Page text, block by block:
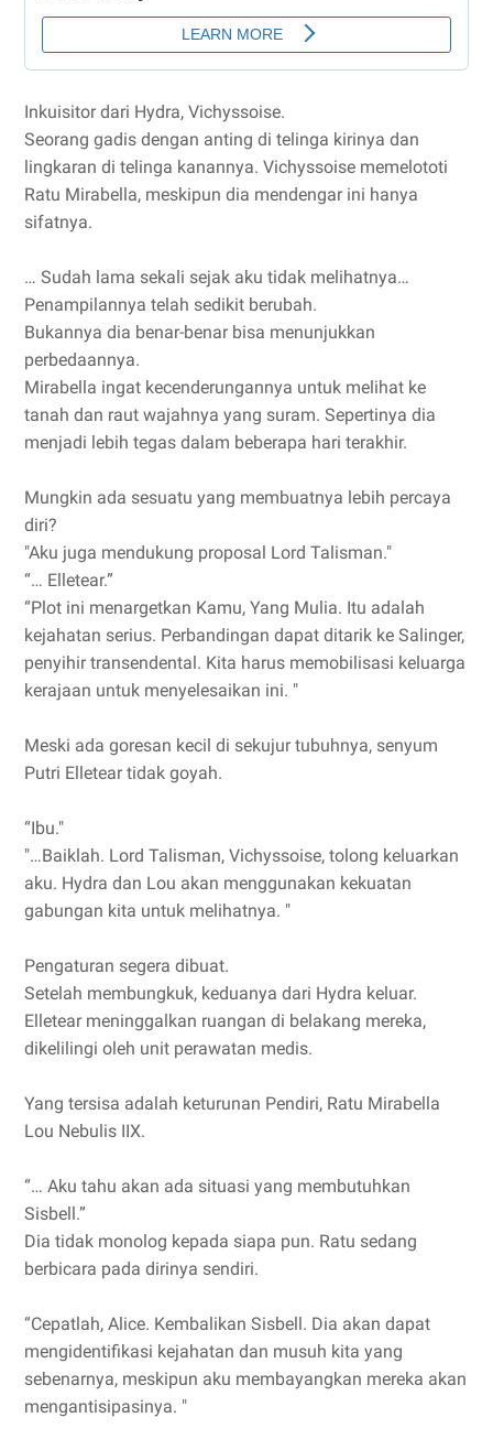
Inkuisitor dari Hydra, Vichyssoise.
Seorang gadis dengan anting di telinga kirinya dan
lingkaran di telinga kanannya. Vichyssoise memelototi
Ratu Mirabella, meskipun dia mendengar ini hanya
sifatnya.
… Sudah lama sekali sejak aku tidak melihatnya…
Penampilannya telah sedikit berubah.
Bukannya dia benar-benar bisa menunjukkan
perbedaannya.
Mirabella ingat kecenderungannya untuk melihat ke
tanah dan raut wajahnya yang suram. Sepertinya dia
menjadi lebih tegas dalam beberapa hari terakhir.
Mungkin ada sesuatu yang membuatnya lebih percaya
diri?
"Aku juga mendukung proposal Lord Talisman."
“… Elletear.”
“Plot ini menargetkan Kamu, Yang Mulia. Itu adalah
kejahatan serius. Perbandingan dapat ditarik ke Salinger,
penyihir transendental. Kita harus memobilisasi keluarga
kerajaan untuk menyelesaikan ini. "
Meski ada goresan kecil di sekujur tubuhnya, senyum
Putri Elletear tidak goyah.
“Ibu."
"…Baiklah. Lord Talisman, Vichyssoise, tolong keluarkan
aku. Hydra dan Lou akan menggunakan kekuatan
gabungan kita untuk melihatnya. "
Pengaturan segera dibuat.
Setelah membungkuk, keduanya dari Hydra keluar.
Elletear meninggalkan ruangan di belakang mereka,
dikelilingi oleh unit perawatan medis.
Yang tersisa adalah keturunan Pendiri, Ratu Mirabella
Lou Nebulis IIX.
“… Aku tahu akan ada situasi yang membutuhkan
Sisbell.”
Dia tidak monolog kepada siapa pun. Ratu sedang
berbicara pada dirinya sendiri.
“Cepatlah, Alice. Kembalikan Sisbell. Dia akan dapat
mengidentifikasi kejahatan dan musuh kita yang
sebenarnya, meskipun aku membayangkan mereka akan
mengantisipasinya. "